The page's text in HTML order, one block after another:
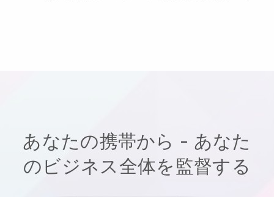
あなたの携帯から - あなた
のビジネス全体を監督する